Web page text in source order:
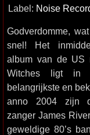
Label: Noise
Godverdomme,
snel! Het
album van de US
Witches ligt in
belangrijkste en
anno 2004 zijn
zanger James
geweldige 80’s